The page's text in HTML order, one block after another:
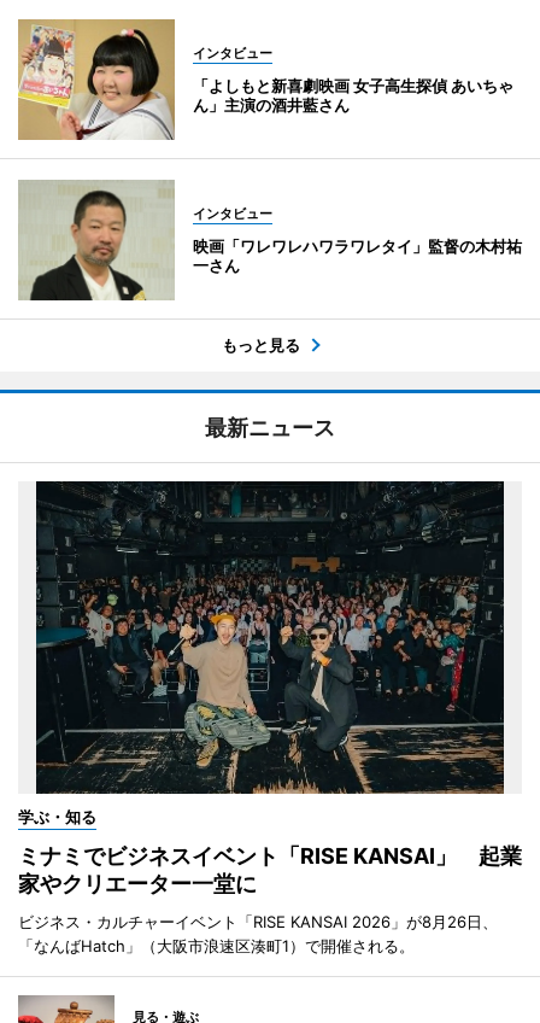
インタビュー
「よしもと新喜劇映画 女子高生探偵 あいちゃ
ん」主演の酒井藍さん
インタビュー
映画「ワレワレハワラワレタイ」監督の木村祐
一さん
もっと見る
最新ニュース
学ぶ・知る
ミナミでビジネスイベント「RISE KANSAI」 起業
家やクリエーター一堂に
ビジネス・カルチャーイベント「RISE KANSAI 2026」が8月26日、
「なんばHatch」（大阪市浪速区湊町1）で開催される。
見る・遊ぶ